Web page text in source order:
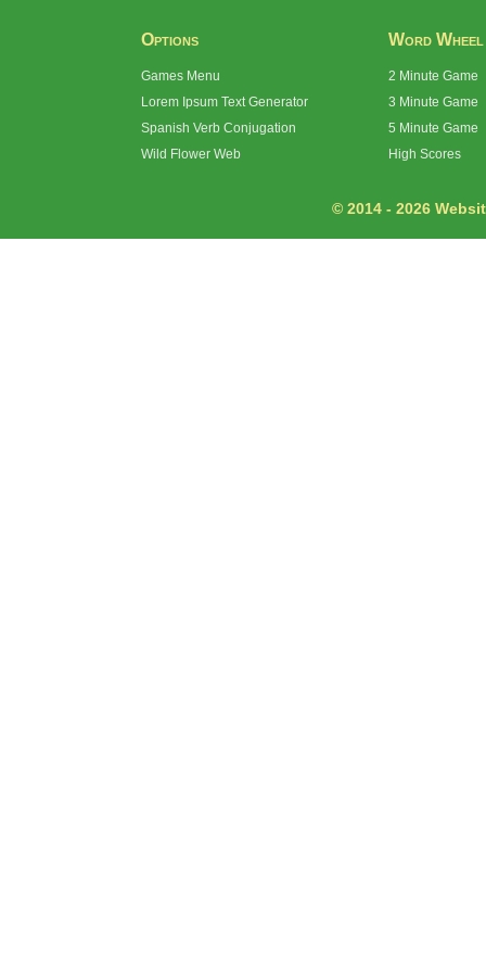
Options
Games Menu
Lorem Ipsum Text Generator
Spanish Verb Conjugation
Wild Flower Web
Word Wheel
2 Minute Game
3 Minute Game
5 Minute Game
High Scores
© 2014 - 2026